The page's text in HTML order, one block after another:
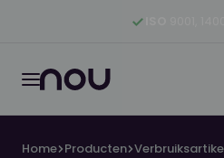
Ga naar hoofdinhoud
Ga naar hoofdnavigatie
Home Producten